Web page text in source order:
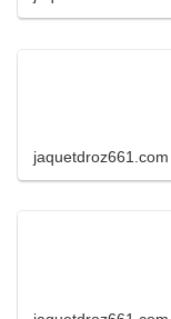
jaquetdroz661.com